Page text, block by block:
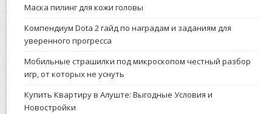
Маска пилинг для кожи головы
Компендиум Dota 2 гайд по наградам и заданиям для
уверенного прогресса
Мобильные страшилки под микроскопом честный разбор
игр, от которых не уснуть
Купить Квартиру в Алуште: Выгодные Условия и
Новостройки